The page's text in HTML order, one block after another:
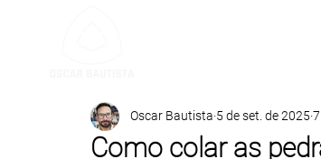
Como colar as
Oscar Bautista 5 de set. de 2025